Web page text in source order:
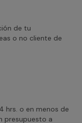
de tu
o no cliente de
hrs. o en menos de
presupuesto a